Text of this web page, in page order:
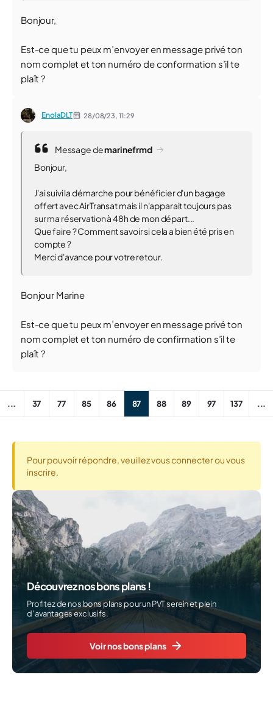
Bonjour,
Est-ce que tu peux m’envoyer en message privé ton
nom complet et ton numéro de conformation s’il te
plaît ?
EnolaDLT 28/08/23, 11:29
Message demarinefrmd
Bonjour,
J'ai suivi la démarche pour bénéficier d'un bagage
offert avec AirTransat mais il n'apparait toujours pas
sur ma réservation à 48h de mon départ...
Que faire ? Comment savoir si cela a bien été pris en
compte ?
Merci d'avance pour votre retour.
Bonjour Marine
Est-ce que tu peux m’envoyer en message privé ton
nom complet et ton numéro de confirmation s’il te
plaît ?
... 37 77 85 86 87 88 89 97 137 ...
Pour pouvoir répondre, veuillez vous connecter ou vous
inscrire.
Découvrez nos bons plans !
Profitez de nos bons plans pour un PVT serein et plein
d’avantages exclusifs.
Voir nos bons plans